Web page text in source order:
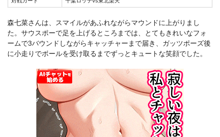
森七菜さんは、スマイルがあふれながらマウンドに上がりまし
た。サウスポーで足を上げるところまでは、とてもきれいなフォ
ームで3バウンドしながらキャッチャーまで届き、ガッツポーズ後
に小走りでボールを受け取るまでずっとキュートな笑顔でした。